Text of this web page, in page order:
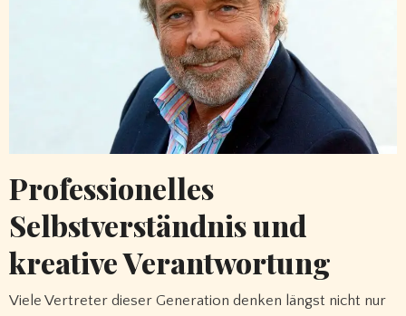
Professionelles
Selbstverständnis und
kreative Verantwortung
Viele Vertreter dieser Generation denken längst nicht nur